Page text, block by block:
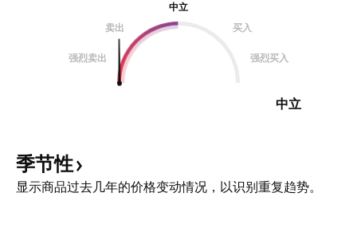
中立
卖出
买入
强烈卖出 强烈买入
中立
季节性
显示商品过去几年的价格变动情况，以识别重复趋势。